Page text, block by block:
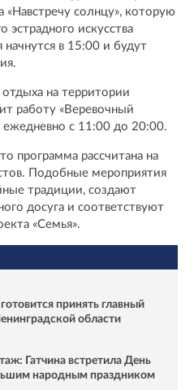
«Навстречу солнцу», которую
эстрадного искусства
в 15:00 и будут
на территории
работу «Веревочный
с 11:00 до 20:00.
программа рассчитана на
Подобные мероприятия
традиции, создают
досуга и соответствуют
«Семья».
принять главный
области
Гатчина встретила День
народным праздником